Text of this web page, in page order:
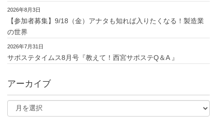
2026年8月3日
【参加者募集】9/18（金）アナタも知れば入りたくなる！製造業
の世界
2026年7月31日
サポステタイムス8月号『教えて！西宮サポステQ＆A 』
アーカイブ